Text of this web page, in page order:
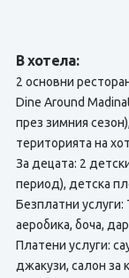
В хотела:
2 основни
Dine Around
през зимния
територията на
За децата: 2
период), детска
Безплатни услуги:
аеробика, боча,
Платени услуги:
джакузи, салон за